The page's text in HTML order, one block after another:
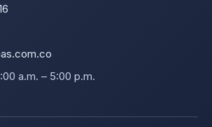
a.m. – 5:00 p.m.